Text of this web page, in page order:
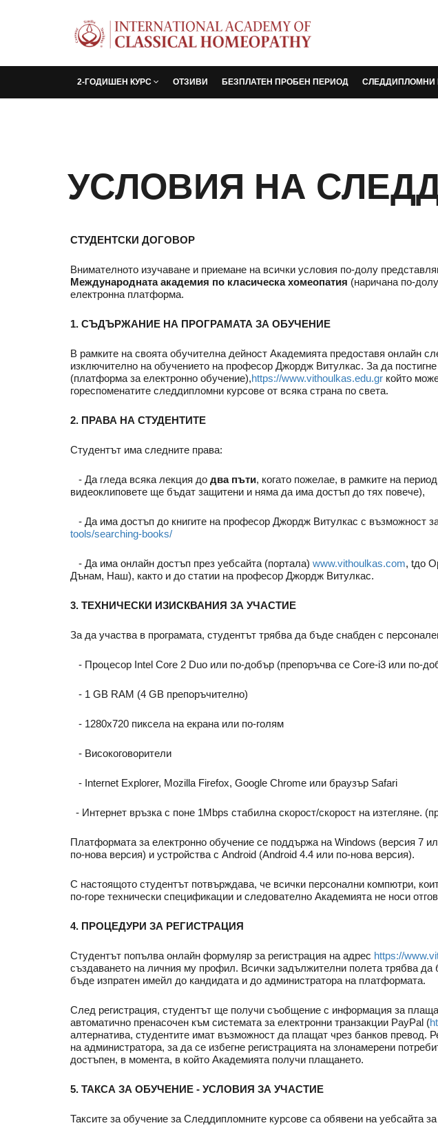
2-ГОДИШЕН КУРС ОТЗИВИ БЕЗПЛАТЕН ПРОБЕН ПЕРИОД СЛЕДДИПЛОМНИ
УСЛОВИЯ НА
СТУДЕНТСКИ ДОГОВОР
Внимателното изучаване и приемане на всички условия по-долу
Международната академия по класическа хомеопатия (наричана по-
електронна платформа.
1. СЪДЪРЖАНИЕ НА ПРОГРАМАТА ЗА ОБУЧЕНИЕ
В рамките на своята обучителна дейност Академията предоставя онлайн
изключително на обучението на професор Джордж Витулкас. За да
(платформа за електронно обучение),https://www.vithoulkas.edu.gr който
гореспоменатите следдипломни курсове от всяка страна по света.
2. ПРАВА НА СТУДЕНТИТЕ
Студентът има следните права:
- Да гледа всяка лекция до два пъти, когато пожелае, в рамките на
видеоклиповете ще бъдат защитени и няма да има достъп до тях повече),
- Да има достъп до книгите на професор Джордж Витулкас с възможност
tools/searching-books/
- Да има онлайн достъп през уебсайта (портала) www.vithoulkas.com, tдо
Дънам, Наш), както и до статии на професор Джордж Витулкас.
3. ТЕХНИЧЕСКИ ИЗИСКВАНИЯ ЗА УЧАСТИЕ
За да участва в програмата, студентът трябва да бъде снабден с
‐ Процесор Intel Core 2 Duo или по-добър (препоръчва се Core-i3 или по-
‐ 1 GB RAM (4 GB препоръчително)
‐ 1280x720 пиксела на екрана или по-голям
‐ Високоговорители
‐ Internet Explorer, Mozilla Firefox, Google Chrome или браузър Safari
‐ Интернет връзка с поне 1Mbps стабилна скорост/скорост на изтегляне.
Платформата за електронно обучение се поддържа на Windows (версия 7
по-нова версия) и устройства с Android (Android 4.4 или по-нова версия).
С настоящото студентът потвърждава, че всички персонални компютри,
по-горе технически спецификации и следователно Академията не носи
4. ПРОЦЕДУРИ ЗА РЕГИСТРАЦИЯ
Студентът попълва онлайн формуляр за регистрация на адрес https://
създаването на личния му профил. Всички задължителни полета трябва
бъде изпратен имейл до кандидата и до администратора на платформата.
След регистрация, студентът ще получи съобщение с информация за
автоматично пренасочен към системата за електронни транзакции PayPal (
алтернатива, студентите имат възможност да плащат чрез банков превод.
на администратора, за да се избегне регистрацията на злонамерени
достъпен, в момента, в който Академията получи плащането.
5. ТАКСА ЗА ОБУЧЕНИЕ - УСЛОВИЯ ЗА УЧАСТИЕ
Таксите за обучение за Следдипломните курсове са обявени на уебсайта